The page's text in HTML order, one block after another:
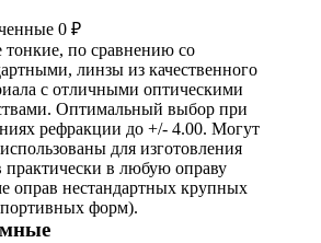
0 ₽
тонкие, по сравнению со
линзы из качественного
с отличными оптическими
Оптимальный выбор при
рефракции до +/- 4.00. Могут
для изготовления
практически в любую оправу
оправ нестандартных крупных
форм).